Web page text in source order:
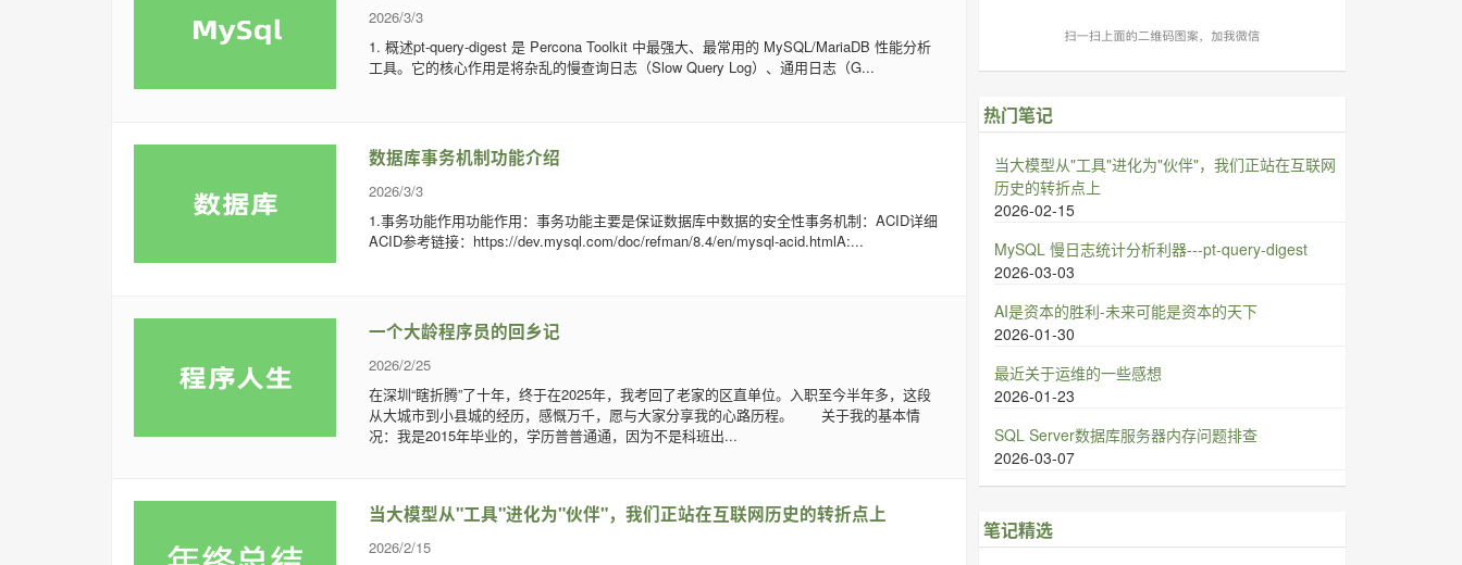
2026/3/3
1. 概述pt-query-digest 是 Percona Toolkit 中最强大、最常用的 MySQL/MariaDB 性能分析
工具。它的核心作用是将杂乱的慢查询日志（Slow Query Log）、通用日志（G...
数据库事务机制功能介绍
2026/3/3
1.事务功能作用功能作用：事务功能主要是保证数据库中数据的安全性事务机制：ACID详细
ACID参考链接：https://dev.mysql.com/doc/refman/8.4/en/mysql-acid.htmlA:...
一个大龄程序员的回乡记
2026/2/25
在深圳“瞎折腾”了十年，终于在2025年，我考回了老家的区直单位。入职至今半年多，这段
从大城市到小县城的经历，感慨万千，愿与大家分享我的心路历程。 关于我的基本情
况：我是2015年毕业的，学历普普通通，因为不是科班出...
当大模型从"工具"进化为"伙伴"，我们正站在互联网历史的转折点上
2026/2/15
热门笔记
当大模型从"工具"进化为"伙伴"，我们正站在互联网
历史的转折点上
2026-02-15
MySQL 慢日志统计分析利器---pt-query-digest
2026-03-03
AI是资本的胜利-未来可能是资本的天下
2026-01-30
最近关于运维的一些感想
2026-01-23
SQL Server数据库服务器内存问题排查
2026-03-07
笔记精选